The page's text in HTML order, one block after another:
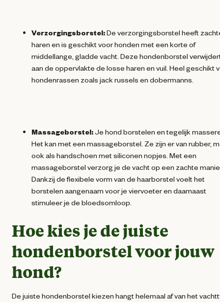
Verzorgingsborstel:De verzorgingsborstel heeft
haren en is geschikt voor honden met een korte of
middellange, gladde vacht. Deze hondenborstel
aan de oppervlakte de losse haren en vuil. Heel geschikt
hondenrassen zoals jack russels en dobermanns.
Massageborstel:Je hond borstelen en tegelijk
Het kan met een massageborstel. Ze zijn er van rubber,
ook als handschoen met siliconen nopjes. Met een
massageborstel verzorg je de vacht op een zachte
Dankzij de flexibele vorm van de haarborstel voelt het
borstelen aangenaam voor je viervoeter en daarnaast
stimuleer je de bloedsomloop.
Hoe kies je de juiste
hondenborstel voor jouw
hond?
De juiste hondenborstel kiezen hangt helemaal af van het